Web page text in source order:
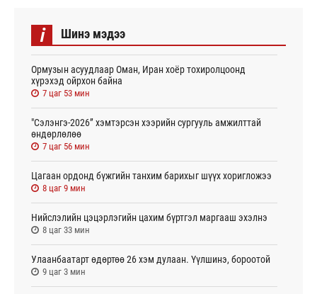
i Шинэ мэдээ
Ормузын асуудлаар Оман, Иран хоёр тохиролцоонд
хүрэхэд ойрхон байна
7 цаг 53 мин
"Сэлэнгэ-2026” хэмтэрсэн хээрийн сургууль амжилттай
өндөрлөлөө
7 цаг 56 мин
Цагаан ордонд бүжгийн танхим барихыг шүүх хоригложээ
8 цаг 9 мин
Нийслэлийн цэцэрлэгийн цахим бүртгэл маргааш эхэлнэ
8 цаг 33 мин
Улаанбаатарт өдөртөө 26 хэм дулаан. Үүлшинэ, бороотой
9 цаг 3 мин